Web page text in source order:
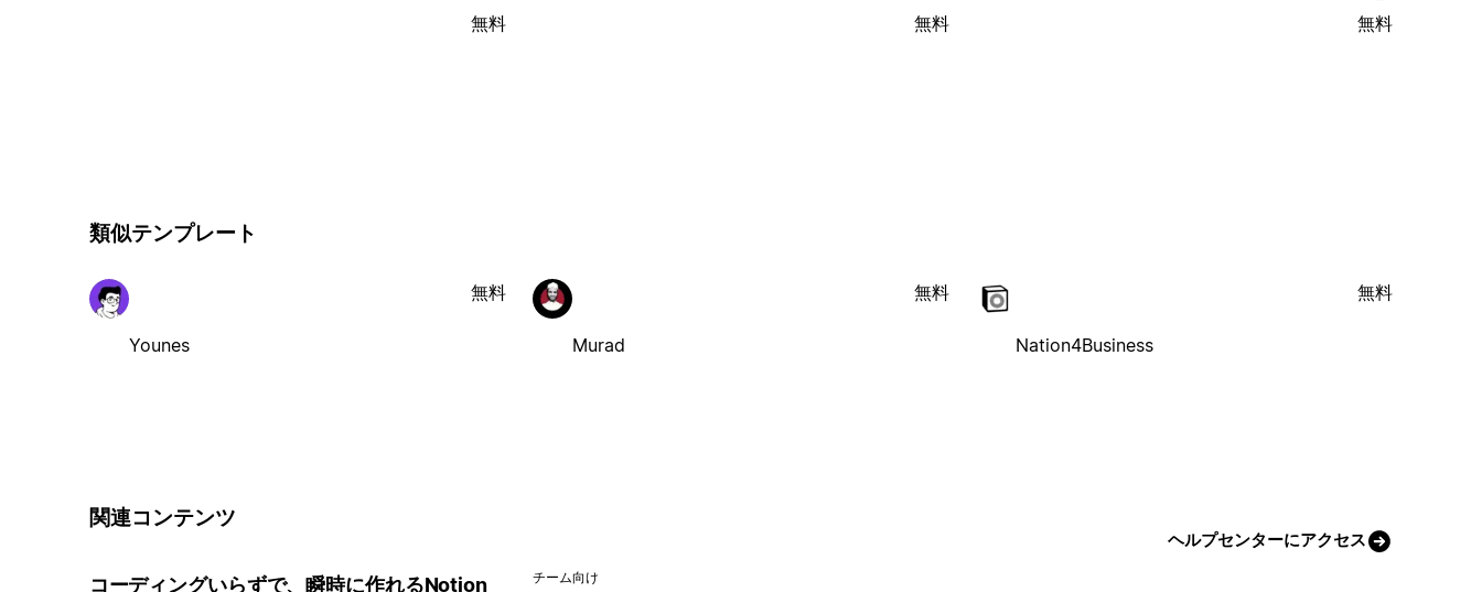
無料 無料 無料
類似テンプレート
Younes
無料
Murad
無料
Nation4Business
無料
関連コンテンツ
ヘルプセンターにアクセス
コーディングいらずで、瞬時に作れるNotion
チーム向け